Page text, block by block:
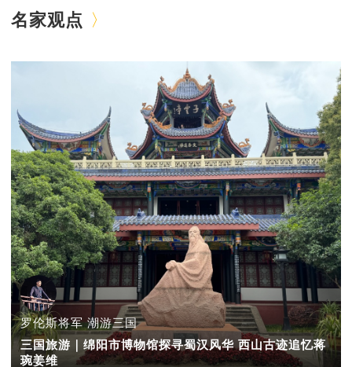
名家观点
罗伦斯将军 潮游三国
三国旅游｜绵阳市博物馆探寻蜀汉风华 西山古迹追忆蒋
琬姜维